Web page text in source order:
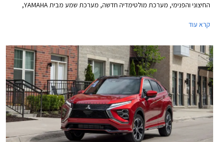
החיצוני והפנימי, מערכת מולטימדיה חדשה, מערכת שמע מבית YAMAHA,
במחיר של החל מ- 191,990 ₪ - זהה לדגם היוצא.
קרא עוד